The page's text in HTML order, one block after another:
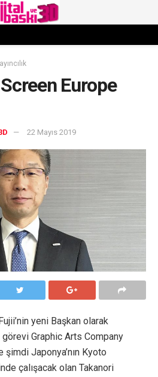
Europe
22 Mayıs 2019
yeni Başkan olarak
görevi Graphic Arts Company
şimdi Japonya’nın Kyoto
çalışacak olan Takanori